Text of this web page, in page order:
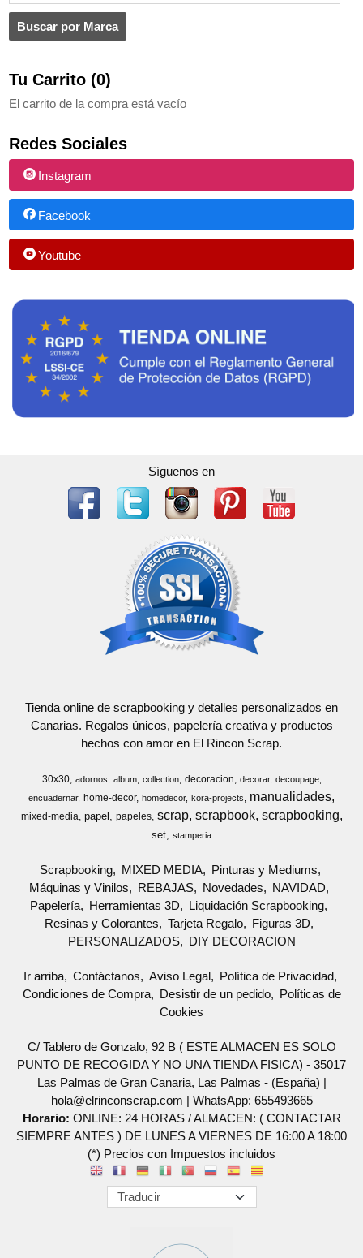
Tu Carrito (0)
El carrito de la compra está vacío
Redes Sociales
Instagram
Facebook
Youtube
Síguenos en
Tienda online de scrapbooking y detalles personalizados en
Canarias. Regalos únicos, papelería creativa y productos
hechos con amor en El Rincon Scrap.
30x30 adornos album collection decoracion decorar
decoupage
encuadernar
home-decor homedecor kora-projects manualidades
mixed-media papel papeles scrap scrapbook scrapbooking
set stamperia
Scrapbooking MIXED MEDIA
Pinturas y Mediums
Máquinas y Vinilos
REBAJAS Novedades
NAVIDAD
Papelería
Herramientas 3D
Liquidación Scrapbooking
Resinas y Colorantes
Tarjeta Regalo
Figuras 3D
PERSONALIZADOS
DIY DECORACION
Ir arriba Contáctanos Aviso Legal
Política de Privacidad
Condiciones de Compra
Desistir de un pedido
Políticas de
Cookies
C/ Tablero de Gonzalo, 92 B ( ESTE ALMACEN ES SOLO
PUNTO DE RECOGIDA Y NO UNA TIENDA FISICA) - 35017
Las Palmas de Gran Canaria, Las Palmas - (España) |
hola@elrinconscrap.com | WhatsApp: 655493665
Horario: ONLINE: 24 HORAS / ALMACEN: ( CONTACTAR
SIEMPRE ANTES ) DE LUNES A VIERNES DE 16:00 A 18:00
(*) Precios con Impuestos incluidos